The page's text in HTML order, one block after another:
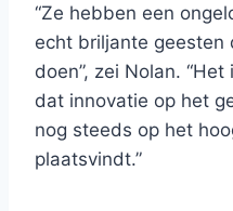
“Ze hebben een
echt briljante
doen”, zei Nolan.
dat innovatie op het
nog steeds op het
plaatsvindt.”